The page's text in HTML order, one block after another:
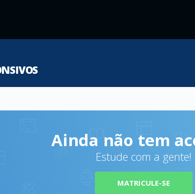
Ainda não tem
Estude com a gente!
MATRICULE-SE